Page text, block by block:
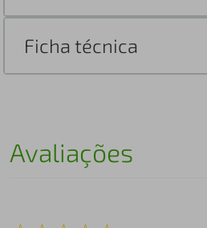
Ficha técnica
Avaliações